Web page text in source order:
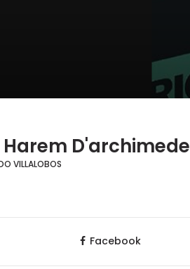
D'archimede
VILLALOBOS
Facebook